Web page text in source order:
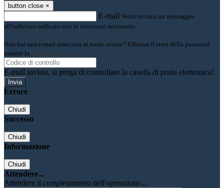
button close ×
E-mail Verrà inviato un messaggio
all'indirizzo indicato con le istruzioni necessarie.
Non hai una e-mail associata al nome utente? Effettua il reset della password
tramite la Login Spaggiari
E-mail inviata, si prega di controllare la casella di posta elettronica!
Errore
Chiudi
Successo
Chiudi
Informazione
Chiudi
Attendere...
Attendere il completamento dell'operazione...